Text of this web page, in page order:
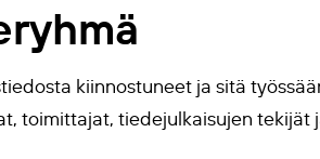
kiinnostuneet ja sitä
toimittajat, tiedejulkaisujen tekijät